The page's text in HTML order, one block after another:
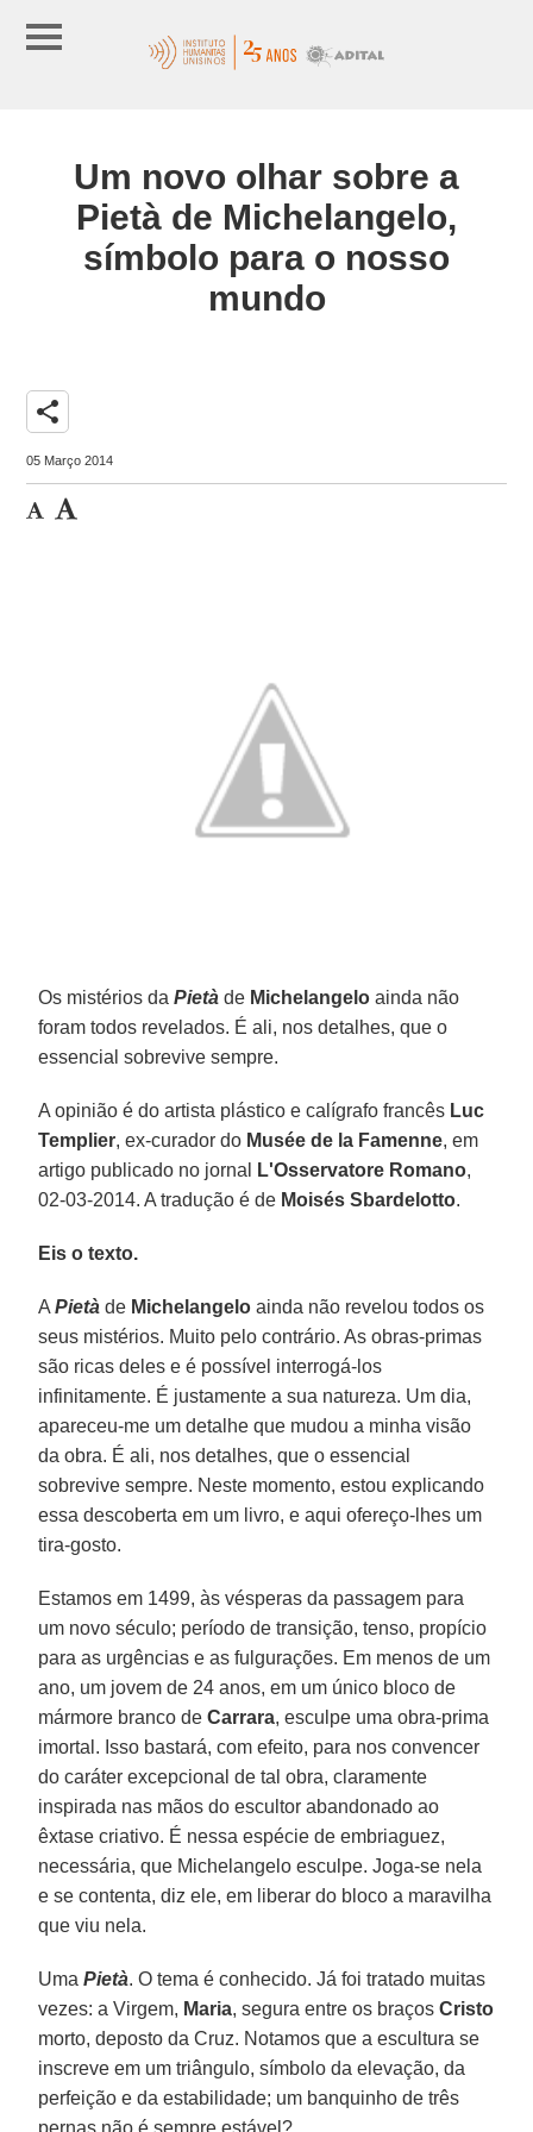
Um novo olhar sobre a
Pietà de Michelangelo,
símbolo para o nosso
mundo
share
05 Março 2014
Os mistérios daPietà de Michelangelo ainda não
foram todos revelados. É ali, nos detalhes, que o
essencial sobrevive sempre.
A opinião é do artista plástico e calígrafo francês Luc
Templier, ex-curador do Musée de la Famenne, em
artigo publicado no jornal
L'Osservatore Romano,
02-03-2014. A tradução é de Moisés Sbardelotto.
Eis o texto.
APietà de Michelangelo ainda não revelou todos os
seus mistérios. Muito pelo contrário. As obras-primas
são ricas deles e é possível interrogá-los
infinitamente. É justamente a sua natureza. Um dia,
apareceu-me um detalhe que mudou a minha visão
da obra. É ali, nos detalhes, que o essencial
sobrevive sempre. Neste momento, estou explicando
essa descoberta em um livro, e aqui ofereço-lhes um
tira-gosto.
Estamos em 1499, às vésperas da passagem para
um novo século; período de transição, tenso, propício
para as urgências e as fulgurações. Em menos de um
ano, um jovem de 24 anos, em um único bloco de
mármore branco deCarrara, esculpe uma obra-prima
imortal. Isso bastará, com efeito, para nos convencer
do caráter excepcional de tal obra, claramente
inspirada nas mãos do escultor abandonado ao
êxtase criativo. É nessa espécie de embriaguez,
necessária, que Michelangelo esculpe. Joga-se nela
e se contenta, diz ele, em liberar do bloco a maravilha
que viu nela.
UmaPietà. O tema é conhecido. Já foi tratado muitas
vezes: a Virgem, Maria, segura entre os braçosCristo
morto, deposto da Cruz. Notamos que a escultura se
inscreve em um triângulo, símbolo da elevação, da
perfeição e da estabilidade; um banquinho de três
pernas não é sempre estável?